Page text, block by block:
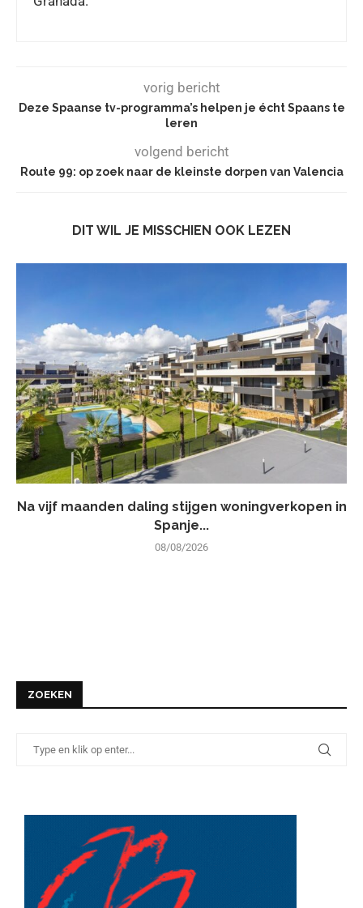
vorig bericht
Deze Spaanse tv-programma’s helpen je écht Spaans te
leren
volgend bericht
Route 99: op zoek naar de kleinste dorpen van Valencia
DIT WIL JE MISSCHIEN OOK LEZEN
Na vijf maanden daling stijgen woningverkopen in
Spanje...
08/08/2026
ZOEKEN